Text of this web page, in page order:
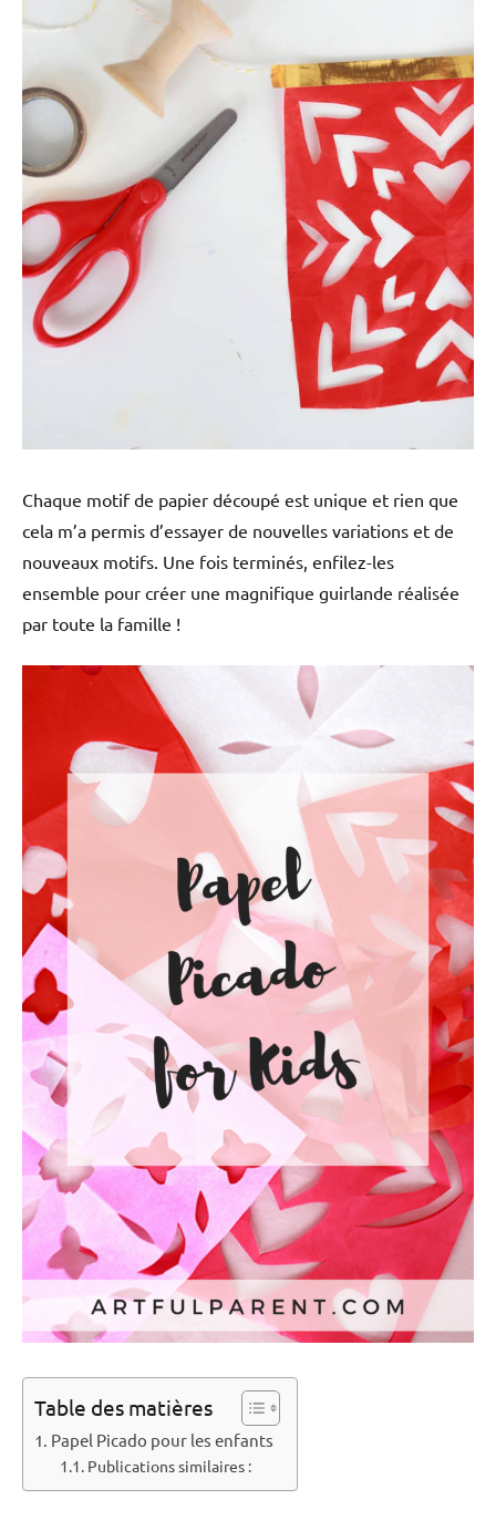
Chaque motif de papier découpé est unique et rien que
cela m’a permis d’essayer de nouvelles variations et de
nouveaux motifs. Une fois terminés, enfilez-les
ensemble pour créer une magnifique guirlande réalisée
par toute la famille !
Table des matières
Papel Picado pour les enfants
Publications similaires :